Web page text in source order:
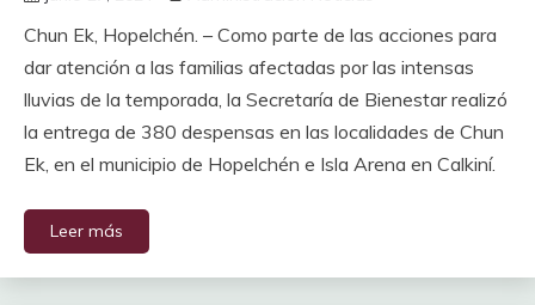
Chun Ek, Hopelchén. – Como parte de las acciones para
dar atención a las familias afectadas por las intensas
lluvias de la temporada, la Secretaría de Bienestar realizó
la entrega de 380 despensas en las localidades de Chun
Ek, en el municipio de Hopelchén e Isla Arena en Calkiní.
Leer más